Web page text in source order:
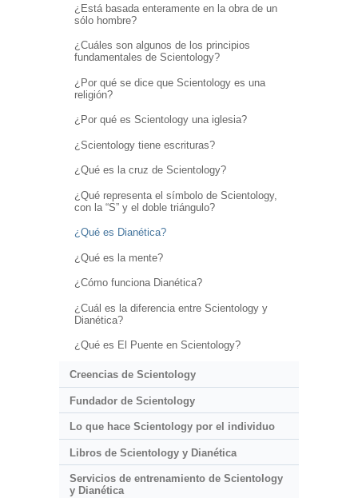
¿Está basada enteramente en la obra de un
sólo hombre?
¿Cuáles son algunos de los principios
fundamentales de Scientology?
¿Por qué se dice que Scientology es una
religión?
¿Por qué es Scientology una iglesia?
¿Scientology tiene escrituras?
¿Qué es la cruz de Scientology?
¿Qué representa el símbolo de Scientology,
con la “S” y el doble triángulo?
¿Qué es Dianética?
¿Qué es la mente?
¿Cómo funciona Dianética?
¿Cuál es la diferencia entre Scientology y
Dianética?
¿Qué es El Puente en Scientology?
Creencias de Scientology
Fundador de Scientology
Lo que hace Scientology por el individuo
Libros de Scientology y Dianética
Servicios de entrenamiento de Scientology
y Dianética